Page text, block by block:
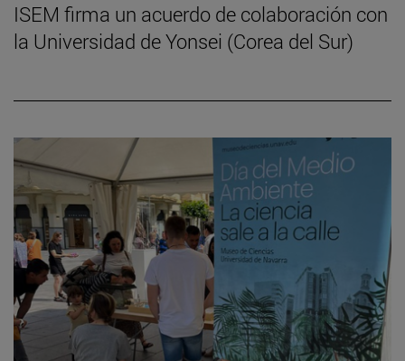
ISEM firma un acuerdo de colaboración con
la Universidad de Yonsei (Corea del Sur)